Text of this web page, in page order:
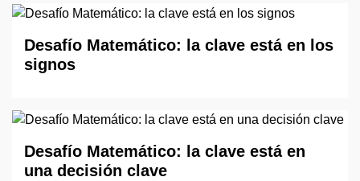
Desafío Matemático: la clave está en los
signos
Desafío Matemático: la clave está en
una decisión clave